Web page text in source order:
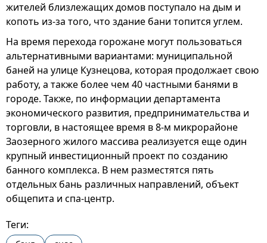
жителей близлежащих домов поступало на дым и
копоть из-за того, что здание бани топится углем.
На время перехода горожане могут пользоваться
альтернативными вариантами: муниципальной
баней на улице Кузнецова, которая продолжает свою
работу, а также более чем 40 частными банями в
городе. Также, по информации департамента
экономического развития, предпринимательства и
торговли, в настоящее время в 8-м микрорайоне
Заозерного жилого массива реализуется еще один
крупный инвестиционный проект по созданию
банного комплекса. В нем разместятся пять
отдельных бань различных направлений, объект
общепита и спа-центр.
Теги: